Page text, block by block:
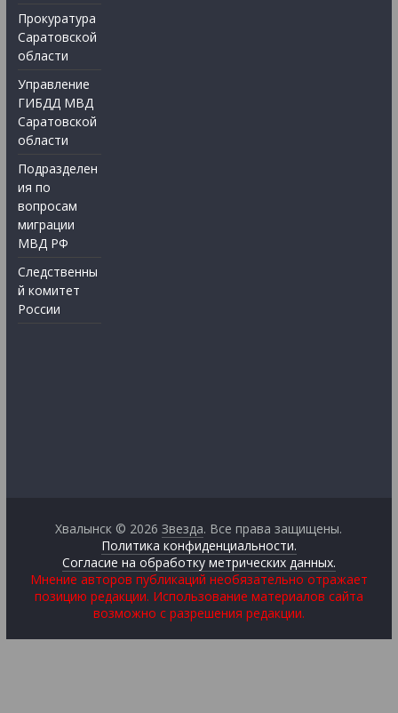
Прокуратура
Саратовской
области
Управление
ГИБДД МВД
Саратовской
области
Подразделен
ия по
вопросам
миграции
МВД РФ
Следственны
й комитет
России
Хвалынск © 2026Звезда. Все права защищены.
Политика конфиденциальности.
Согласие на обработку метрических данных.
Мнение авторов публикаций необязательно отражает
позицию редакции. Использование материалов сайта
возможно с разрешения редакции.